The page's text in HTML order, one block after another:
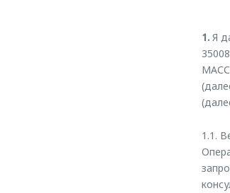
1. Я
1.1.